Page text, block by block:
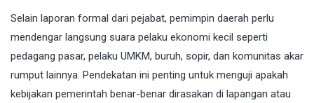
Selain laporan formal dari pejabat, pemimpin daerah perlu
mendengar langsung suara pelaku ekonomi kecil seperti
pedagang pasar, pelaku UMKM, buruh, sopir, dan komunitas akar
rumput lainnya. Pendekatan ini penting untuk menguji apakah
kebijakan pemerintah benar-benar dirasakan di lapangan atau